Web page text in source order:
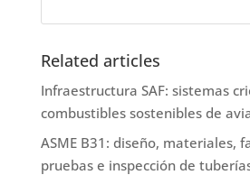
Related articles
Infraestructura SAF: sistemas
combustibles sostenibles de
ASME B31: diseño, materiales,
pruebas e inspección de